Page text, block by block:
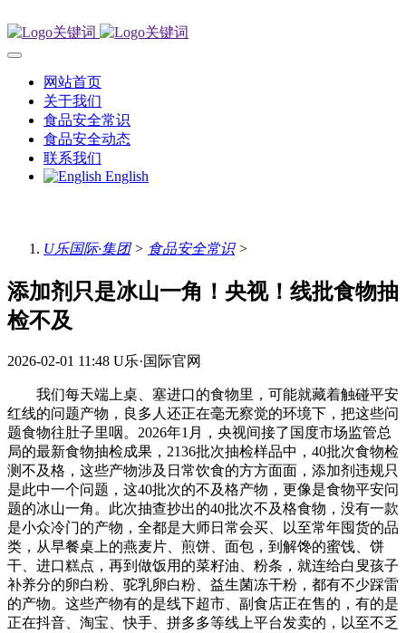
网站首页
关于我们
食品安全常识
食品安全动态
联系我们
English
U乐国际·集团> 食品安全常识>
添加剂只是冰山一角！央视！线批食物抽
检不及
2026-02-01 11:48 U乐·国际官网
我们每天端上桌、塞进口的食物里，可能就藏着触碰平安
红线的问题产物，良多人还正在毫无察觉的环境下，把这些问
题食物往肚子里咽。2026年1月，央视间接了国度市场监管总
局的最新食物抽检成果，2136批次抽检样品中，40批次食物检
测不及格，这些产物涉及日常饮食的方方面面，添加剂违规只
是此中一个问题，这40批次的不及格产物，更像是食物平安问
题的冰山一角。此次抽查抄出的40批次不及格食物，没有一款
是小众冷门的产物，全都是大师日常会买、以至常年囤货的品
类，从早餐桌上的燕麦片、煎饼、面包，到解馋的蜜饯、饼
干、进口糕点，再到做饭用的菜籽油、粉条，就连给白叟孩子
补养分的卵白粉、驼乳卵白粉、益生菌冻干粉，都有不少踩雷
的产物。这些产物有的是线下超市、副食店正在售的，有的是
正在抖音、淘宝、快手、拼多多等线上平台发卖的，以至不乏